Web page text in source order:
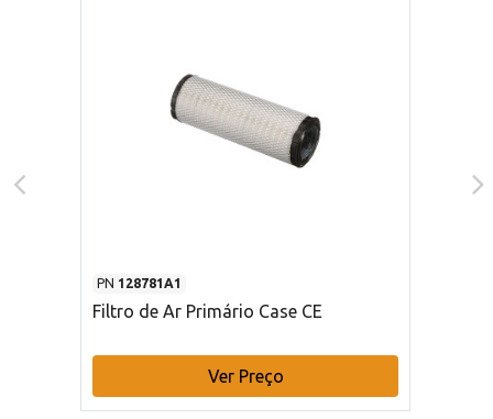
PN 128781A1
Filtro de Ar Primário Case CE
Ver Preço